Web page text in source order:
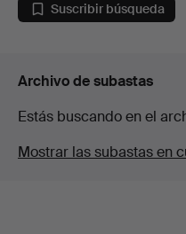
Suscribir búsqueda
Archivo de subastas
Estás buscando en el
Mostrar las subastas en